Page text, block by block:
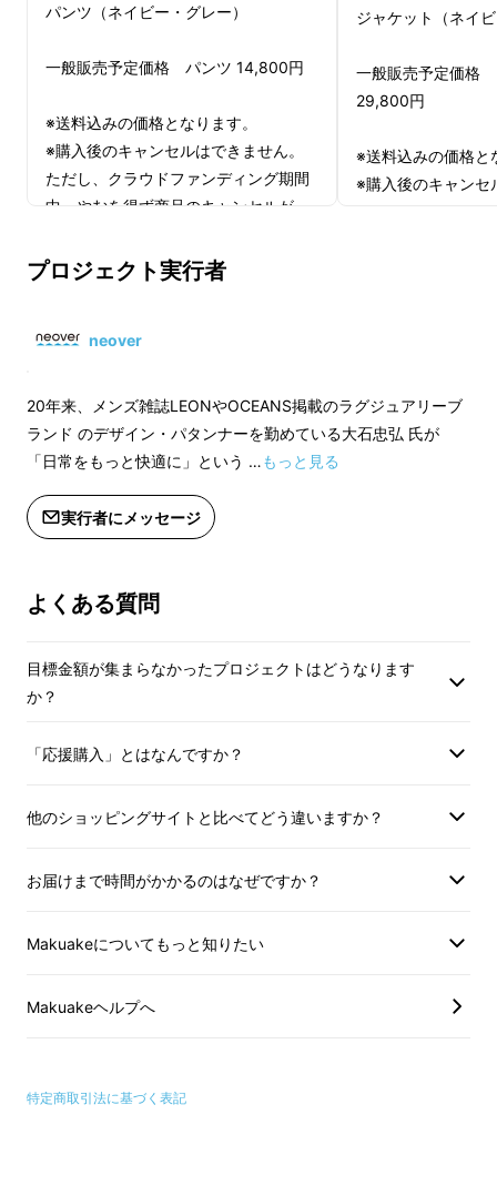
▼開脚
パンツ（ネイビー・グレー）
一般販売予定価格 パンツ 14,800円
※送料込みの価格となります。
※購入後のキャンセルはできません。
ただし、クラウドファンディング期間
中、やむを得ず商品のキャンセルが
数」が変動することがございます。予
ジャケット（ネイ
一般販売予定価格
29,800円
※送料込みの価格と
※購入後のキャンセ
プロジェクト実行者
neover
20年来、メンズ雑誌LEONやOCEANS掲載のラグジュアリーブ
ランド のデザイン・パタンナーを勤めている大石忠弘 氏が
「日常をもっと快適に」という …もっと見る
実行者にメッセージ
よくある質問
目標金額が集まらなかったプロジェクトはどうなります
か？
「応援購入」とはなんですか？
他のショッピングサイトと比べてどう違いますか？
お届けまで時間がかかるのはなぜですか？
Makuakeについてもっと知りたい
Makuakeヘルプへ
特定商取引法に基づく表記